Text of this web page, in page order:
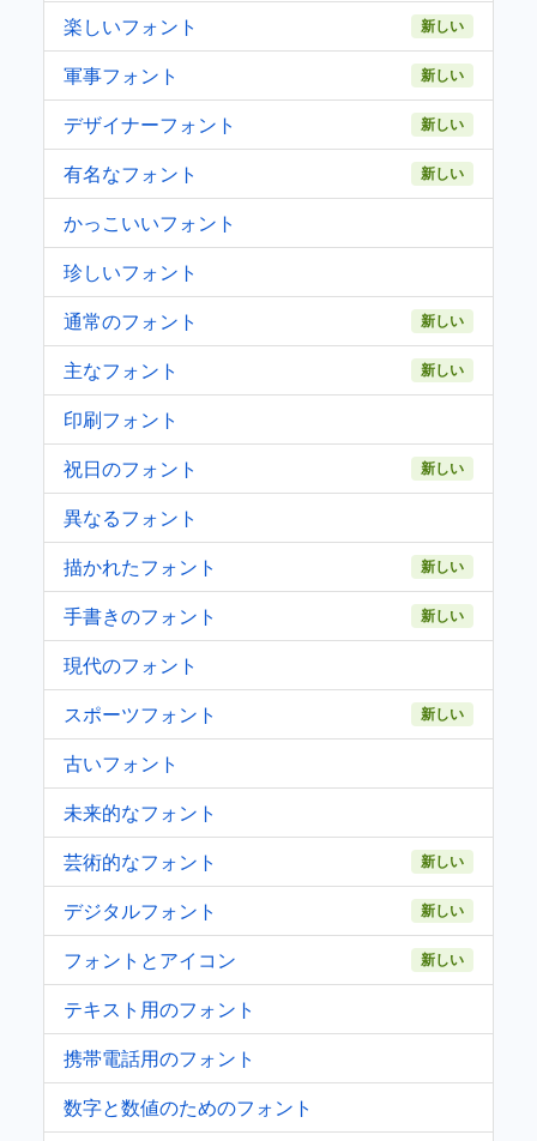
楽しいフォント 新しい
軍事フォント 新しい
デザイナーフォント 新しい
有名なフォント 新しい
かっこいいフォント
珍しいフォント
通常のフォント
新しい
主なフォント 新しい
印刷フォント
祝日のフォント
新しい
異なるフォント
描かれたフォント
新しい
手書きのフォント 新しい
現代のフォント
スポーツフォント
新しい
古いフォント
未来的なフォント
芸術的なフォント
新しい
デジタルフォント 新しい
フォントとアイコン 新しい
テキスト用のフォント
携帯電話用のフォント
数字と数値のためのフォント